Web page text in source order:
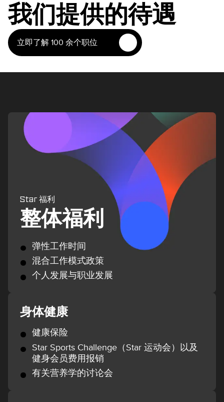
我们提供的待遇
立即了解 100 余个职位
Star 福利
整体福利
弹性工作时间
混合工作模式政策
个人发展与职业发展
身体健康
健康保险
Star Sports Challenge（Star 运动会）以及
健身会员费用报销
有关营养学的讨论会